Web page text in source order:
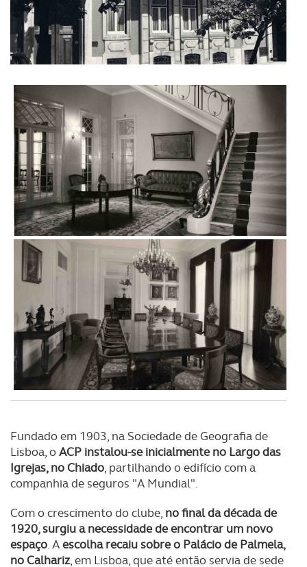
Fundado em 1903, na Sociedade de Geografia de
Lisboa, oACP instalou-se inicialmente no Largo das
Igrejas, no Chiado, partilhando o edifício com a
companhia de seguros "A Mundial".
Com o crescimento do clube, no final da década de
1920, surgiu a necessidade de encontrar um novo
espaço. Aescolha recaiu sobre o Palácio de Palmela,
no Calhariz, em Lisboa, que até então servia de sede